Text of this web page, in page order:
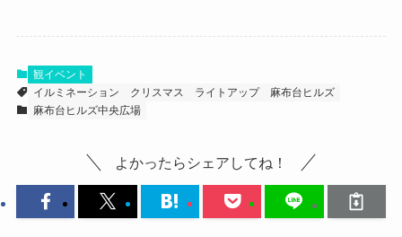
観イベント
イルミネーション
クリスマス ライトアップ
麻布台ヒルズ
麻布台ヒルズ中央広場
よかったらシェアしてね！